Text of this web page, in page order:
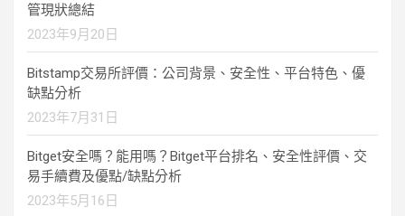
管現狀總結
2023年9月20日
Bitstamp交易所評價：公司背景、安全性、平台特色、優
缺點分析
2023年7月31日
Bitget安全嗎？能用嗎？Bitget平台排名、安全性評價、交
易手續費及優點/缺點分析
2023年5月16日